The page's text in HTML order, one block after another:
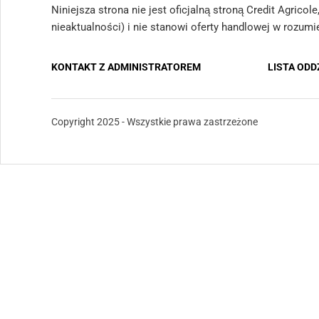
Niniejsza strona nie jest oficjalną stroną Credit
nieaktualności) i nie stanowi oferty handlowej w
KONTAKT Z ADMINISTRATOREM LISTA
Copyright 2025 - Wszystkie prawa zastrzeżone